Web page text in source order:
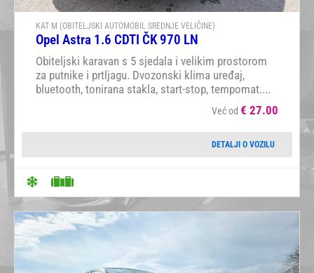
KAT M (OBITELJSKI AUTOMOBIL SREDNJE VELIČINE)
Opel Astra 1.6 CDTI ČK 970 LN
Obiteljski karavan s 5 sjedala i velikim prostorom
za putnike i prtljagu. Dvozonski klima uređaj,
bluetooth, tonirana stakla, start-stop, tempomat....
Već od € 27.00
DETALJI O VOZILU